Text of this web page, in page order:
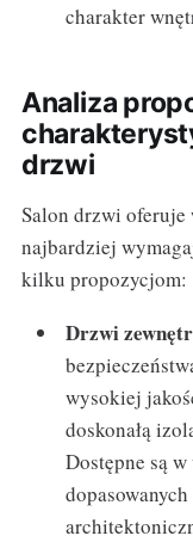
charakter
Analiza
drzwi
Salon drzwi
najbardziej
kilku propozycjom:
Drzwi
wysokiej
doskonałą
Dostępne są